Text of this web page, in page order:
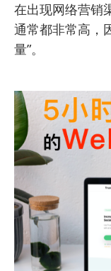
在出现网络营销
通常都非常高，
量”。